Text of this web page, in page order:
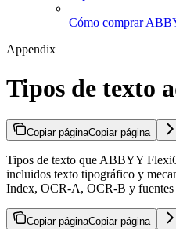
Cómo comprar
Appendix
Tipos de texto
Copiar páginaCopiar página
Tipos de texto que ABBYY
incluidos texto tipográfico y
Index, OCR-A, OCR-B y
Copiar páginaCopiar página